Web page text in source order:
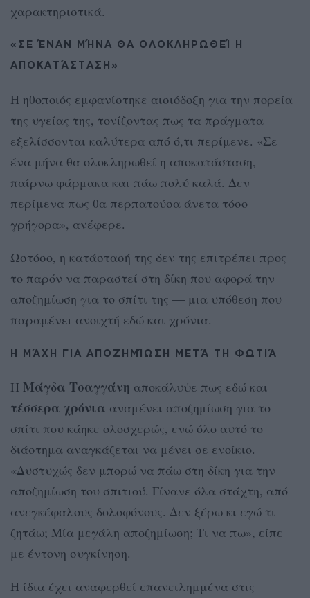
χαρακτηριστικά.
«ΣΕ ΈΝΑΝ ΜΉΝΑ ΘΑ ΟΛΟΚΛΗΡΩΘΕΊ Η
ΑΠΟΚΑΤΆΣΤΑΣΗ»
Η ηθοποιός εμφανίστηκε αισιόδοξη για την πορεία
της υγείας της, τονίζοντας πως τα πράγματα
εξελίσσονται καλύτερα από ό,τι περίμενε. «Σε
ένα μήνα θα ολοκληρωθεί η αποκατάσταση,
παίρνω φάρμακα και πάω πολύ καλά. Δεν
περίμενα πως θα περπατούσα άνετα τόσο
γρήγορα», ανέφερε.
Ωστόσο, η κατάστασή της δεν της επιτρέπει προς
το παρόν να παραστεί στη δίκη που αφορά την
αποζημίωση για το σπίτι της — μια υπόθεση που
παραμένει ανοιχτή εδώ και χρόνια.
Η ΜΆΧΗ ΓΙΑ ΑΠΟΖΗΜΊΩΣΗ ΜΕΤΆ ΤΗ ΦΩΤΙΆ
Η Μάγδα Τσαγγάνη αποκάλυψε πως εδώ και
τέσσερα χρόνια αναμένει αποζημίωση για το
σπίτι που κάηκε ολοσχερώς, ενώ όλο αυτό το
διάστημα αναγκάζεται να μένει σε ενοίκιο.
«Δυστυχώς δεν μπορώ να πάω στη δίκη για την
αποζημίωση του σπιτιού. Γίνανε όλα στάχτη, από
ανεγκέφαλους δολοφόνους. Δεν ξέρω κι εγώ τι
ζητάω; Μία μεγάλη αποζημίωση; Τι να πω», είπε
με έντονη συγκίνηση.
Η ίδια έχει αναφερθεί επανειλημμένα στις